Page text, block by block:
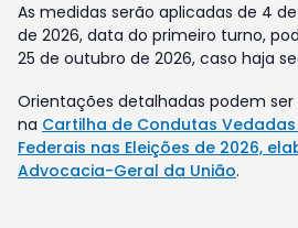
As medidas serão aplicadas de 4
de 2026, data do primeiro turno,
25 de outubro de 2026, caso haja
Orientações detalhadas podem
na Cartilha de Condutas
Federais nas Eleições de 2026,
Advocacia-Geral da União.